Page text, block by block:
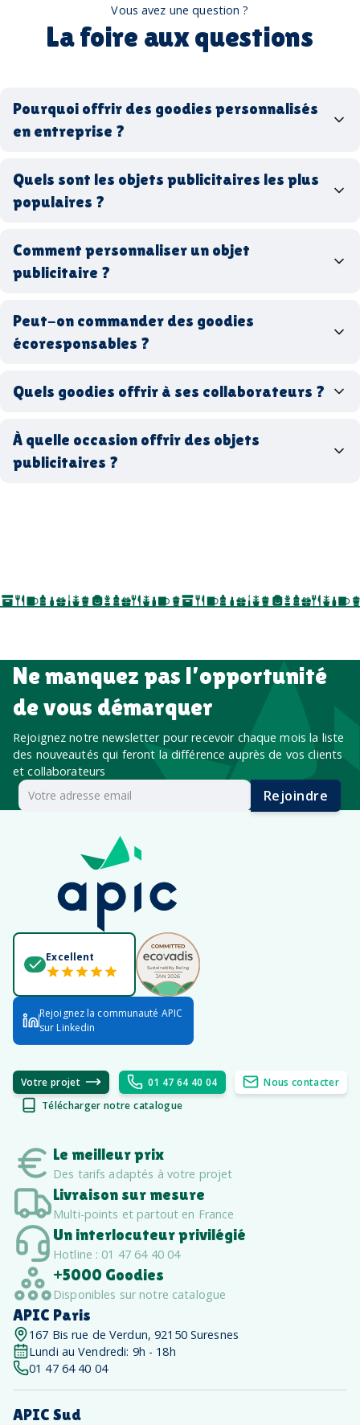
Vous avez une question ?
La foire aux questions
Pourquoi offrir des goodies personnalisés
en entreprise ?
Quels sont les objets publicitaires les plus
populaires ?
stylos personnalisés
tote bags publicitaires
gourdes réutilisables
France Made in Europe goodies hi-tech
Comment personnaliser un objet
publicitaire ?
Peut-on commander des goodies
écoresponsables ?
goodies écologiques
recyclés, fabriqués en France ou en Europe,
biodégradables ou réutilisables
Quels goodies offrir à ses collaborateurs ?
entreprise
goodies utiles au bureau
À quelle occasion offrir des objets
publicitaires ?
salon professionnel
Ne manquez pas l’opportunité
de vous démarquer
Rejoignez notre newsletter pour recevoir chaque mois la liste
des nouveautés qui feront la différence auprès de vos clients
et collaborateurs
Rejoindre
Excellent
Rejoignez la communauté APIC
sur Linkedin
Votre projet 01 47 64 40 04
Nous contacter
Télécharger notre catalogue
Le meilleur prix
Des tarifs adaptés à votre projet
Livraison sur mesure
Multi-points et partout en France
Un interlocuteur privilégié
Hotline : 01 47 64 40 04
+5000 Goodies
Disponibles sur notre catalogue
APIC Paris
167 Bis rue de Verdun, 92150 Suresnes
Lundi au Vendredi: 9h - 18h
01 47 64 40 04
APIC Sud